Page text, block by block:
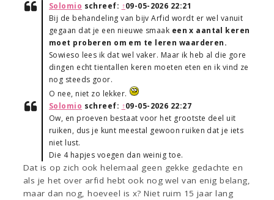
Solomio schreef: ↑09-05-2026 22:21
Bij de behandeling van bijv Arfid wordt er wel vanuit
gegaan dat je een nieuwe smaak een x aantal keren
moet proberen om em te leren waarderen.
Sowieso lees ik dat wel vaker. Maar ik heb al die gore
dingen echt tientallen keren moeten eten en ik vind ze
nog steeds goor.
O nee, niet zo lekker.
Solomio schreef: ↑09-05-2026 22:27
Ow, en proeven bestaat voor het grootste deel uit
ruiken, dus je kunt meestal gewoon ruiken dat je iets
niet lust.
Die 4 hapjes voegen dan weinig toe.
Dat is op zich ook helemaal geen gekke gedachte en
als je het over arfid hebt ook nog wel van enig belang,
maar dan nog, hoeveel is x? Niet ruim 15 jaar lang